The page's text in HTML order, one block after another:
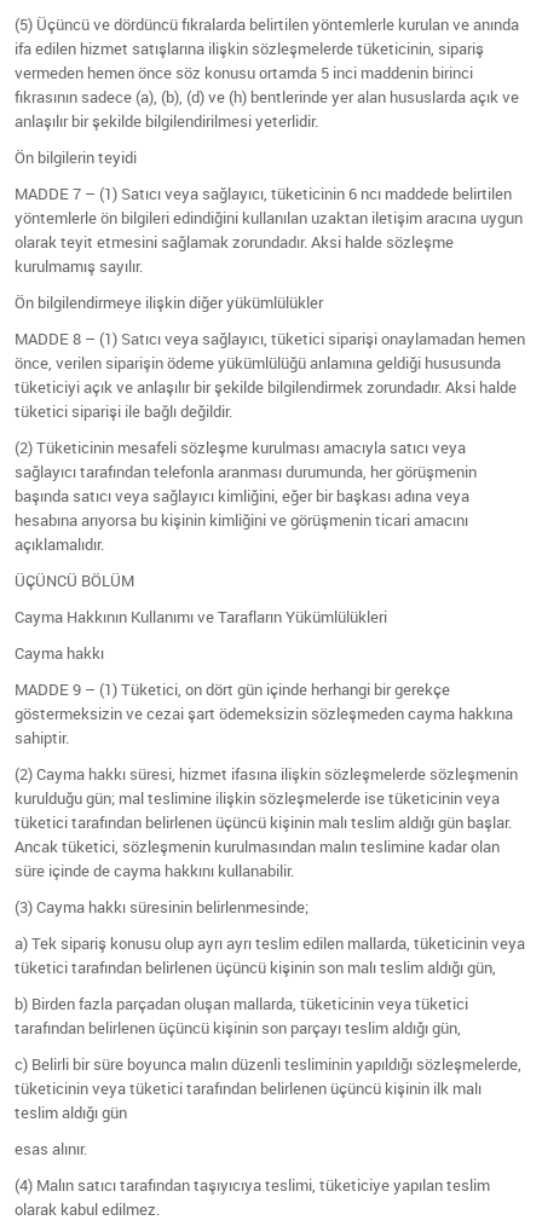
(5) Üçüncü ve dördüncü fıkralarda belirtilen yöntemlerle kurulan ve anında
ifa edilen hizmet satışlarına ilişkin sözleşmelerde tüketicinin, sipariş
vermeden hemen önce söz konusu ortamda 5 inci maddenin birinci
fıkrasının sadece (a), (b), (d) ve (h) bentlerinde yer alan hususlarda açık ve
anlaşılır bir şekilde bilgilendirilmesi yeterlidir.
Ön bilgilerin teyidi
MADDE 7 – (1) Satıcı veya sağlayıcı, tüketicinin 6 ncı maddede belirtilen
yöntemlerle ön bilgileri edindiğini kullanılan uzaktan iletişim aracına uygun
olarak teyit etmesini sağlamak zorundadır. Aksi halde sözleşme
kurulmamış sayılır.
Ön bilgilendirmeye ilişkin diğer yükümlülükler
MADDE 8 – (1) Satıcı veya sağlayıcı, tüketici siparişi onaylamadan hemen
önce, verilen siparişin ödeme yükümlülüğü anlamına geldiği hususunda
tüketiciyi açık ve anlaşılır bir şekilde bilgilendirmek zorundadır. Aksi halde
tüketici siparişi ile bağlı değildir.
(2) Tüketicinin mesafeli sözleşme kurulması amacıyla satıcı veya
sağlayıcı tarafından telefonla aranması durumunda, her görüşmenin
başında satıcı veya sağlayıcı kimliğini, eğer bir başkası adına veya
hesabına arıyorsa bu kişinin kimliğini ve görüşmenin ticari amacını
açıklamalıdır.
ÜÇÜNCÜ BÖLÜM
Cayma Hakkının Kullanımı ve Tarafların Yükümlülükleri
Cayma hakkı
MADDE 9 – (1) Tüketici, on dört gün içinde herhangi bir gerekçe
göstermeksizin ve cezai şart ödemeksizin sözleşmeden cayma hakkına
sahiptir.
(2) Cayma hakkı süresi, hizmet ifasına ilişkin sözleşmelerde sözleşmenin
kurulduğu gün; mal teslimine ilişkin sözleşmelerde ise tüketicinin veya
tüketici tarafından belirlenen üçüncü kişinin malı teslim aldığı gün başlar.
Ancak tüketici, sözleşmenin kurulmasından malın teslimine kadar olan
süre içinde de cayma hakkını kullanabilir.
(3) Cayma hakkı süresinin belirlenmesinde;
a) Tek sipariş konusu olup ayrı ayrı teslim edilen mallarda, tüketicinin veya
tüketici tarafından belirlenen üçüncü kişinin son malı teslim aldığı gün,
b) Birden fazla parçadan oluşan mallarda, tüketicinin veya tüketici
tarafından belirlenen üçüncü kişinin son parçayı teslim aldığı gün,
c) Belirli bir süre boyunca malın düzenli tesliminin yapıldığı sözleşmelerde,
tüketicinin veya tüketici tarafından belirlenen üçüncü kişinin ilk malı
teslim aldığı gün
esas alınır.
(4) Malın satıcı tarafından taşıyıcıya teslimi, tüketiciye yapılan teslim
olarak kabul edilmez.